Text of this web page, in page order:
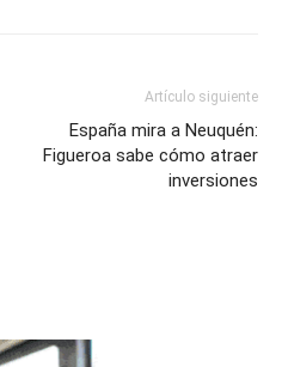
Artículo siguiente
España mira a Neuquén:
Figueroa sabe cómo atraer
inversiones